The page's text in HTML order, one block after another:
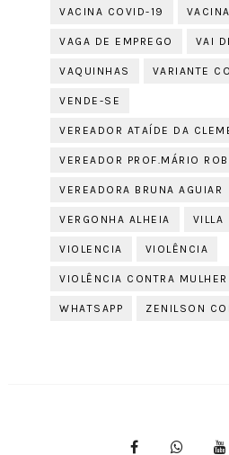
VACINA COVID-19
VAGA DE EMPREGO VAI
VAQUINHAS VARIANTE
VENDE-SE
VEREADOR ATAÍDE DA
VEREADOR PROF.MÁRIO
VEREADORA BRUNA AGUIAR
VERGONHA ALHEIA VILLA
VIOLENCIA VIOLÊNCIA
VIOLÊNCIA CONTRA MULHER
WHATSAPP ZENILSON